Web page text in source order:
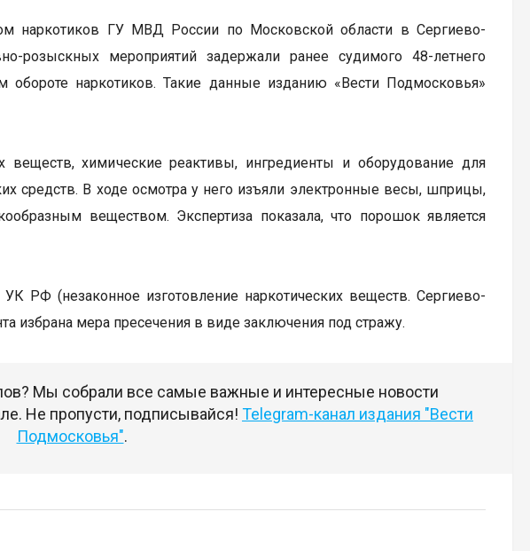
наркотиков ГУ МВД России по Московской области в Сергиево-
розыскных мероприятий задержали ранее судимого 48-летнего
обороте наркотиков. Такие данные изданию «Вести Подмосковья»
веществ, химические реактивы, ингредиенты и оборудование для
средств. В ходе осмотра у него изъяли электронные весы, шприцы,
веществом. Экспертиза показала, что порошок является
РФ (незаконное изготовление наркотических веществ. Сергиево-
избрана мера пресечения в виде заключения под стражу.
Мы собрали все самые важные и интересные новости
Не пропусти, подписывайся! Telegram-канал издания "Вести
Подмосковья".